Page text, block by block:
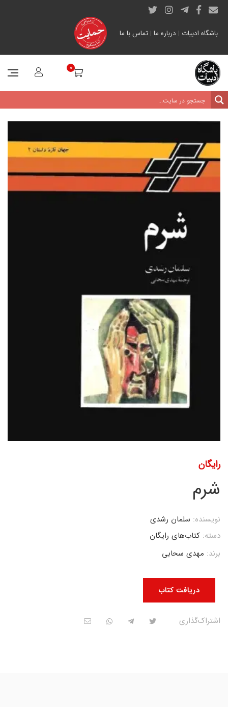
باشگاه ادبیات | درباره ما | تماس با ما
0
رایگان
شرم
دریافت کتاب
نویسنده: سلمان رشدی
دسته: کتاب‌های رایگان
برند: مهدی سحابی
اشتراک‌گذاری